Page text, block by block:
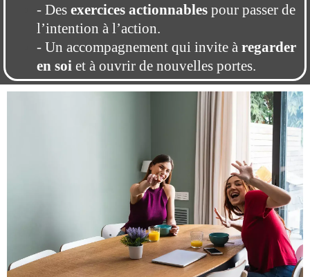
- Des exercices actionnables pour passer de
l’intention à l’action.
- Un accompagnement qui invite à regarder
en soi et à ouvrir de nouvelles portes.